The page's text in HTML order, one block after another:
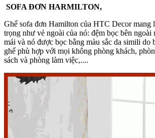
SOFA ĐƠN HARMILTON,
Ghế sofa đơn Hamilton của HTC Decor mang
trọng như vẻ ngoài của nó: đệm bọc bên ngoài
mái và nó được bọc bằng màu sắc da simili do
ghế phù hợp với mọi không phòng khách,
sách và phòng làm việc,....